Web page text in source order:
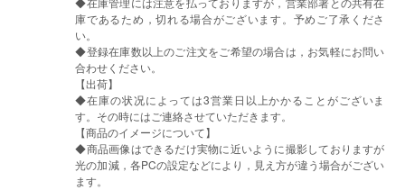
庫であるため，切れる場合がございます。予めご了承くださ
い。
◆登録在庫数以上のご注文をご希望の場合は，お気軽にお問い
合わせください。
【出荷】
◆在庫の状况によっては3営業日以上かかることがございま
す。その時にはご連絡させていただきます。
【商品のイメージについて】
◆商品画像はできるだけ実物に近いように撮影しておりますが
光の加減，各PCの設定などにより，見え方が違う場合がござい
ます。